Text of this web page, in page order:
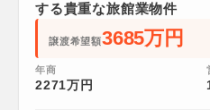
する貴重な旅館業物件
譲渡希望額3685万円
年商
2271万円